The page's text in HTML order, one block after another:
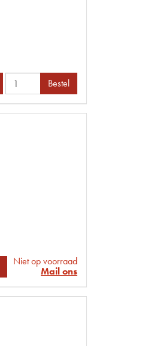
Bestel
Niet op voorraad
Mail ons